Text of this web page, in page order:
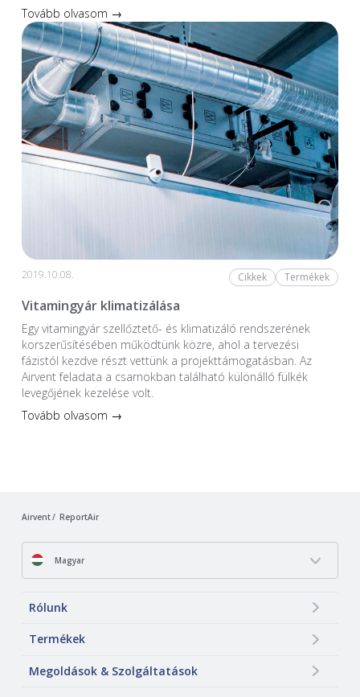
Tovább olvasom →
2019.10.08. Cikkek Termékek
Vitamingyár klimatizálása
Egy vitamingyár szellőztető- és klimatizáló rendszerének
korszerűsítésében működtünk közre, ahol a tervezési
fázistól kezdve részt vettünk a projekttámogatásban. Az
Airvent feladata a csarnokban található különálló fülkék
levegőjének kezelése volt.
Tovább olvasom →
Airvent ReportAir
Magyar
Rólunk
Termékek
Megoldások & Szolgáltatások